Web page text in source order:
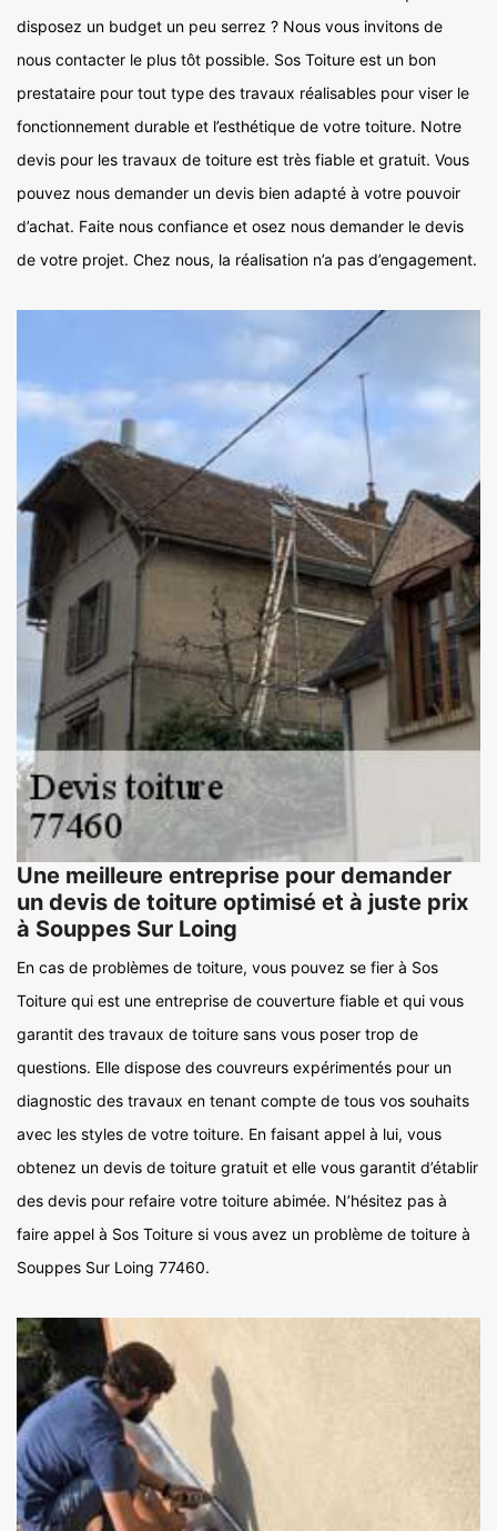
disposez un budget un peu serrez ? Nous vous invitons de
nous contacter le plus tôt possible. Sos Toiture est un bon
prestataire pour tout type des travaux réalisables pour viser le
fonctionnement durable et l’esthétique de votre toiture. Notre
devis pour les travaux de toiture est très fiable et gratuit. Vous
pouvez nous demander un devis bien adapté à votre pouvoir
d’achat. Faite nous confiance et osez nous demander le devis
de votre projet. Chez nous, la réalisation n’a pas d’engagement.
Une meilleure entreprise pour demander
un devis de toiture optimisé et à juste prix
à Souppes Sur Loing
En cas de problèmes de toiture, vous pouvez se fier à Sos
Toiture qui est une entreprise de couverture fiable et qui vous
garantit des travaux de toiture sans vous poser trop de
questions. Elle dispose des couvreurs expérimentés pour un
diagnostic des travaux en tenant compte de tous vos souhaits
avec les styles de votre toiture. En faisant appel à lui, vous
obtenez un devis de toiture gratuit et elle vous garantit d’établir
des devis pour refaire votre toiture abimée. N’hésitez pas à
faire appel à Sos Toiture si vous avez un problème de toiture à
Souppes Sur Loing 77460.